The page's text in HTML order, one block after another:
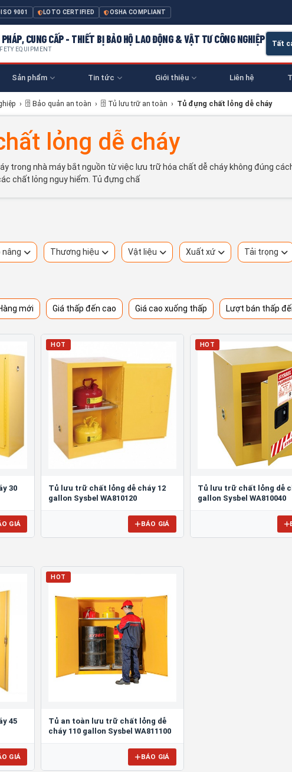
ISO 9001 LOTO CERTIFIED OSHA COMPLIANT
CUNG CẤP - THIẾT BỊ BẢO HỘ LAO ĐỘNG & VẬT TƯ CÔNG NGHIỆP
EQUIPMENT
Sản phẩm Tin tức Giới thiệu Liên hệ
› 🗄️ Bảo quản an toàn › 🗄️ Tủ lưu trữ an toàn › Tủ đựng chất lỏng dễ cháy
lỏng dễ cháy
trong nhà máy bắt nguồn từ việc lưu trữ hóa chất dễ cháy không đúng
chất lỏng nguy hiểm. Tủ đựng chấ
nâng Thương hiệu Vật liệu Xuất xứ Tải trọng
mới Giá thấp đến cao Giá cao xuống thấp Lượt bán thấp
30
GIÁ
HOT
Tủ lưu trữ chất lỏng dễ cháy 12
gallon Sysbel WA810120
BÁO GIÁ
HOT
Tủ lưu trữ chất lỏng dễ
gallon Sysbel WA810040
45
GIÁ
HOT
Tủ an toàn lưu trữ chất lỏng dễ
cháy 110 gallon Sysbel WA811100
BÁO GIÁ